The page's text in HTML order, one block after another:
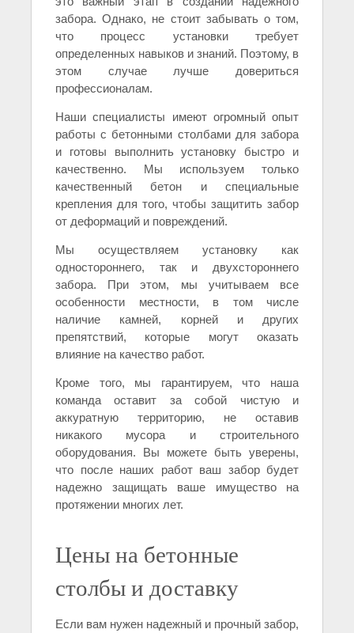
забора. Однако, не стоит забывать о том,
что процесс установки требует
определенных навыков и знаний. Поэтому, в
этом случае лучше довериться
профессионалам.
Наши специалисты имеют огромный опыт
работы с бетонными столбами для забора
и готовы выполнить установку быстро и
качественно. Мы используем только
качественный бетон и специальные
крепления для того, чтобы защитить забор
от деформаций и повреждений.
Мы осуществляем установку как
одностороннего, так и двухстороннего
забора. При этом, мы учитываем все
особенности местности, в том числе
наличие камней, корней и других
препятствий, которые могут оказать
влияние на качество работ.
Кроме того, мы гарантируем, что наша
команда оставит за собой чистую и
аккуратную территорию, не оставив
никакого мусора и строительного
оборудования. Вы можете быть уверены,
что после наших работ ваш забор будет
надежно защищать ваше имущество на
протяжении многих лет.
Цены на бетонные
столбы и доставку
Если вам нужен надежный и прочный забор,